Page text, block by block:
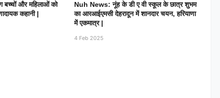
बच्चों और महिलाओं को
कहानी |
Nuh News: नूंह के डी ए वी स्कूल के छात्र शुभम
का आरआईएमसी देहरादून में शानदार चयन, हरियाणा
में एकमात्र |
4 Feb 2025